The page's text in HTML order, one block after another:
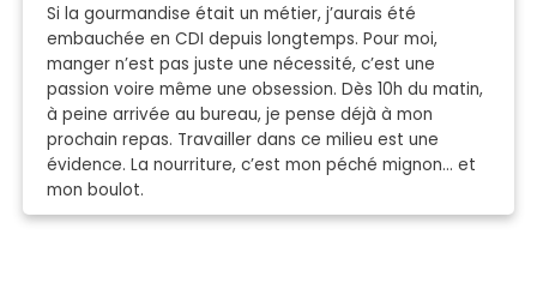
Si la gourmandise était un métier, j’aurais été
embauchée en CDI depuis longtemps. Pour moi,
manger n’est pas juste une nécessité, c’est une
passion voire même une obsession. Dès 10h du matin,
à peine arrivée au bureau, je pense déjà à mon
prochain repas. Travailler dans ce milieu est une
évidence. La nourriture, c’est mon péché mignon… et
mon boulot.